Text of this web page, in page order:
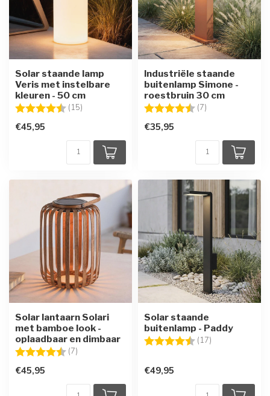
Solar staande lamp
Veris met instelbare
kleuren - 50 cm
Beoordeling: (15)
€45,95
Industriële staande
buitenlamp Simone -
roestbruin 30 cm
Beoordeling: (7)
€35,95
Solar lantaarn Solari
met bamboe look -
oplaadbaar en dimbaar
Beoordeling: (7)
€45,95
Solar staande
buitenlamp - Paddy
Beoordeling: (17)
€49,95